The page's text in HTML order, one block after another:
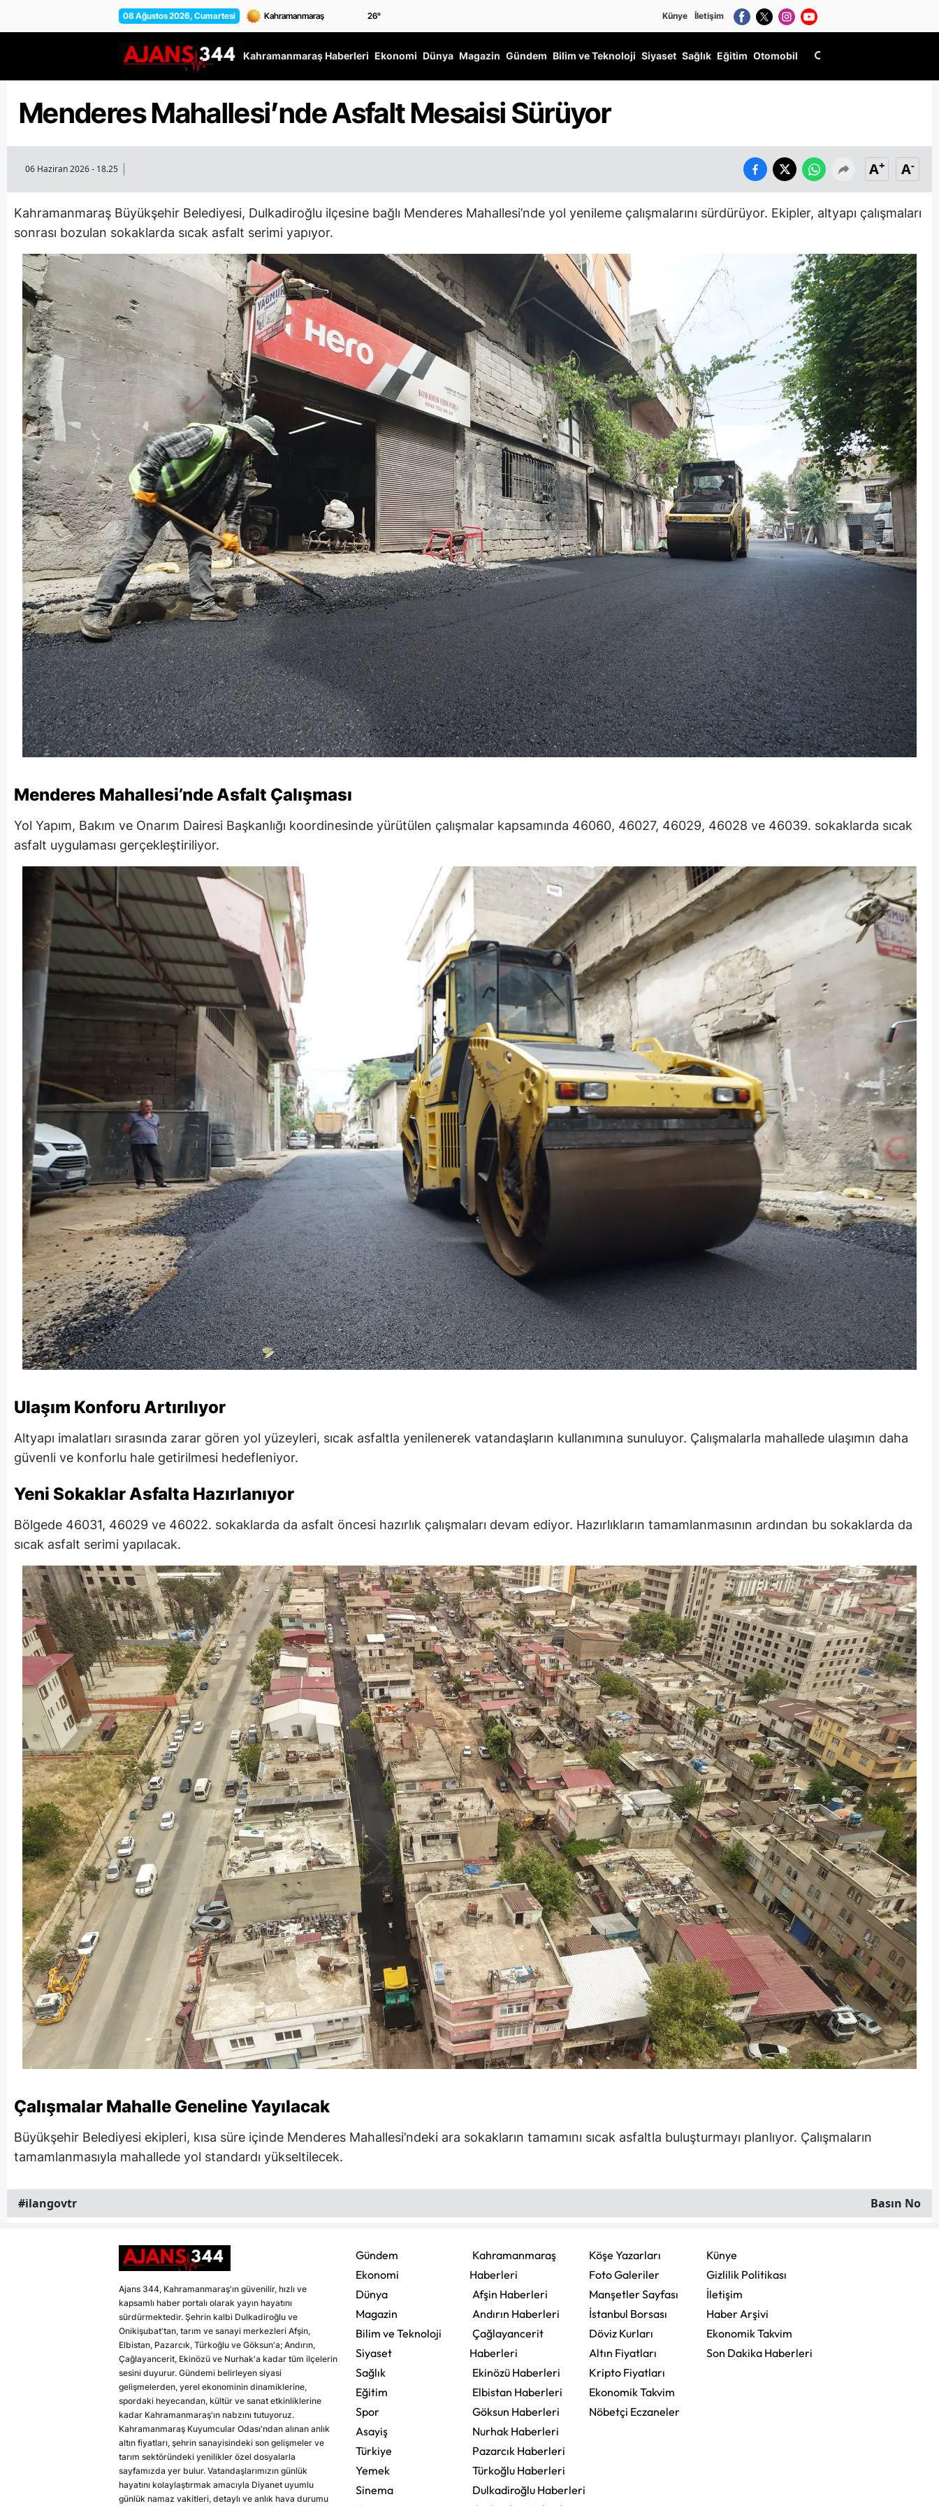
08 Ağustos 2026, Cumartesi 26° Künye İletişim
Kahramanmaraş Haberleri Ekonomi Dünya Magazin Gündem Bilim ve Teknoloji Siyaset Sağlık Eğitim Otomobil
Menderes Mahallesi’nde Asfalt Mesaisi Sürüyor
06 Haziran 2026 - 18.25 A+ A-
Kahramanmaraş Büyükşehir Belediyesi, Dulkadiroğlu ilçesine bağlı Menderes Mahallesi’nde yol yenileme çalışmalarını sürdürüyor. Ekipler, altyapı çalışmaları
sonrası bozulan sokaklarda sıcak asfalt serimi yapıyor.
Menderes Mahallesi’nde Asfalt Çalışması
Yol Yapım, Bakım ve Onarım Dairesi Başkanlığı koordinesinde yürütülen çalışmalar kapsamında 46060, 46027, 46029, 46028 ve 46039. sokaklarda sıcak
asfalt uygulaması gerçekleştiriliyor.
Ulaşım Konforu Artırılıyor
Altyapı imalatları sırasında zarar gören yol yüzeyleri, sıcak asfaltla yenilenerek vatandaşların kullanımına sunuluyor. Çalışmalarla mahallede ulaşımın daha
güvenli ve konforlu hale getirilmesi hedefleniyor.
Yeni Sokaklar Asfalta Hazırlanıyor
Bölgede 46031, 46029 ve 46022. sokaklarda da asfalt öncesi hazırlık çalışmaları devam ediyor. Hazırlıkların tamamlanmasının ardından bu sokaklarda da
sıcak asfalt serimi yapılacak.
Çalışmalar Mahalle Geneline Yayılacak
Büyükşehir Belediyesi ekipleri, kısa süre içinde Menderes Mahallesi’ndeki ara sokakların tamamını sıcak asfaltla buluşturmayı planlıyor. Çalışmaların
tamamlanmasıyla mahallede yol standardı yükseltilecek.
#ilangovtr Basın No
Ajans 344, Kahramanmaraş'ın güvenilir, hızlı ve
kapsamlı haber portalı olarak yayın hayatını
sürdürmektedir. Şehrin kalbi Dulkadiroğlu ve
Onikişubat'tan, tarım ve sanayi merkezleri Afşin,
Elbistan, Pazarcık, Türkoğlu ve Göksun'a; Andırın,
Çağlayancerit, Ekinözü ve Nurhak'a kadar tüm ilçelerin
sesini duyurur. Gündemi belirleyen siyasi
gelişmelerden, yerel ekonominin dinamiklerine,
spordaki heyecandan, kültür ve sanat etkinliklerine
kadar Kahramanmaraş'ın nabzını tutuyoruz.
Kahramanmaraş Kuyumcular Odası'ndan alınan anlık
altın fiyatları, şehrin sanayisindeki son gelişmeler ve
tarım sektöründeki yenilikler özel dosyalarla
sayfamızda yer bulur. Vatandaşlarımızın günlük
hayatını kolaylaştırmak amacıyla Diyanet uyumlu
günlük namaz vakitleri, detaylı ve anlık hava durumu
Gündem
Ekonomi
Dünya
Magazin
Bilim ve Teknoloji
Siyaset
Sağlık
Eğitim
Spor
Asayiş
Türkiye
Yemek
Sinema
Kahramanmaraş
Haberleri
Afşin Haberleri
Andırın Haberleri
Çağlayancerit
Haberleri
Ekinözü Haberleri
Elbistan Haberleri
Göksun Haberleri
Nurhak Haberleri
Pazarcık Haberleri
Türkoğlu Haberleri
Dulkadiroğlu Haberleri
Köşe Yazarları
Foto Galeriler
Manşetler Sayfası
İstanbul Borsası
Döviz Kurları
Altın Fiyatları
Kripto Fiyatları
Ekonomik Takvim
Nöbetçi Eczaneler
Künye
Gizlilik Politikası
İletişim
Haber Arşivi
Ekonomik Takvim
Son Dakika Haberleri